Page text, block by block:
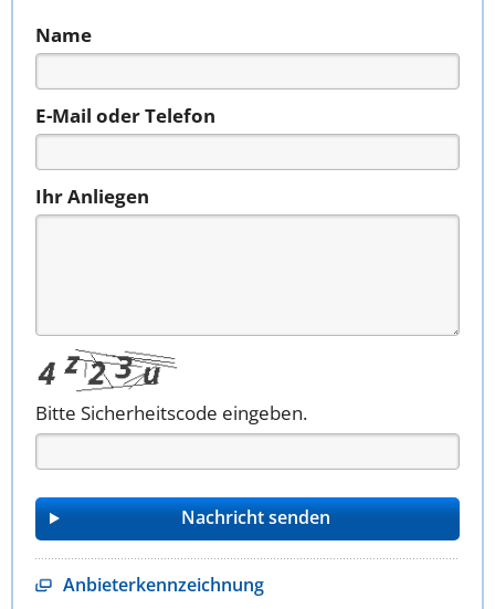
Name
E-Mail oder Telefon
Ihr Anliegen
Bitte Sicherheitscode eingeben.
Anbieterkennzeichnung